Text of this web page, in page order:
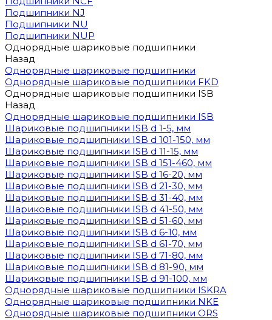
Подшипники NJ
Подшипники NU
Подшипники NUP
Однорядные шариковые подшипники
Назад
Однорядные шариковые подшипники
Однорядные шариковые подшипники FKD
Однорядные шариковые подшипники ISB
Назад
Однорядные шариковые подшипники ISB
Шариковые подшипники ISB d 1-5, мм
Шариковые подшипники ISB d 101-150, мм
Шариковые подшипники ISB d 11-15, мм
Шариковые подшипники ISB d 151-460, мм
Шариковые подшипники ISB d 16-20, мм
Шариковые подшипники ISB d 21-30, мм
Шариковые подшипники ISB d 31-40, мм
Шариковые подшипники ISB d 41-50, мм
Шариковые подшипники ISB d 51-60, мм
Шариковые подшипники ISB d 6-10, мм
Шариковые подшипники ISB d 61-70, мм
Шариковые подшипники ISB d 71-80, мм
Шариковые подшипники ISB d 81-90, мм
Шариковые подшипники ISB d 91-100, мм
Однорядные шариковые подшипники ISKRA
Однорядные шариковые подшипники NKE
Однорядные шариковые подшипники ORS